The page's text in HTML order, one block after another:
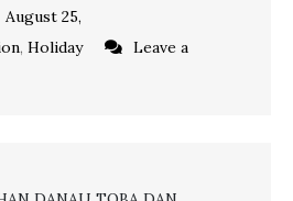
August 25,
, Holiday
Leave a